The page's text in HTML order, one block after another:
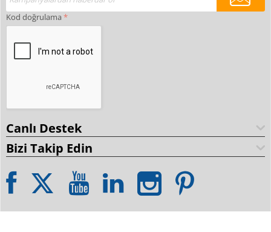
Kod doğrulama
Canlı Destek
Bizi Takip Edin